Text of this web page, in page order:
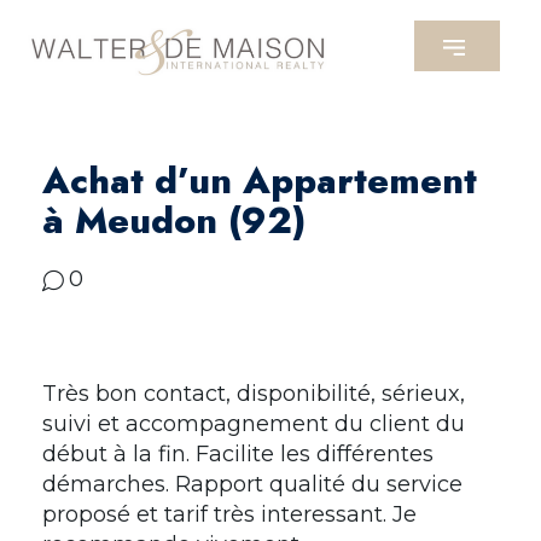
Achat d’un Appartement
à Meudon (92)
0
Très bon contact, disponibilité, sérieux,
suivi et accompagnement du client du
début à la fin. Facilite les différentes
démarches. Rapport qualité du service
proposé et tarif très interessant. Je